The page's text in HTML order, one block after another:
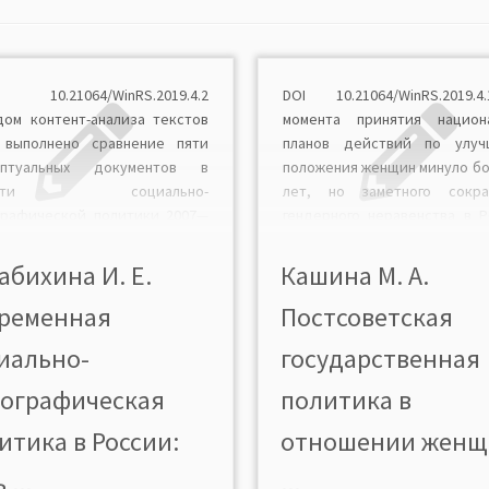
WinRS.2019.4.2
контент-анализа текстов
сравнение пяти
документов в
социально-
относится отсутствие
концептуальных
в разных документах,
подхода, слабая связь целей
успеха разных
гендерного равенства
первых документах […]
И. Е.
в России:
DOI 10.21064/
момента принятия
планов действий по
положения женщин минуло
лет, но заметного
государственных
целевых документов
что задача усиления
(проведение политики
women’s empowerment) в них
Кашина М. А.
Постсоветская
государственная
политика в
отношении